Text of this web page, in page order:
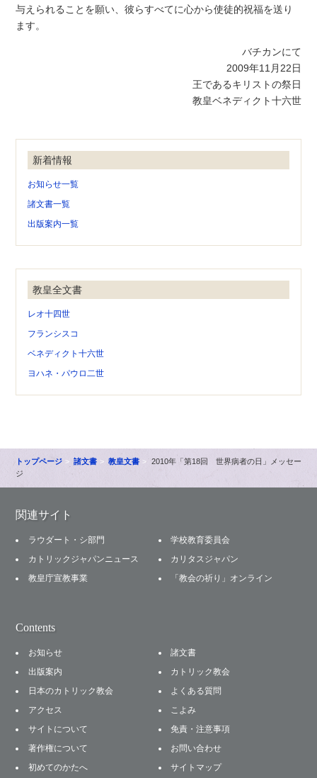
与えられることを願い、彼らすべてに心から使徒的祝福を送り
ます。
バチカンにて
2009年11月22日
王であるキリストの祭日
教皇ベネディクト十六世
新着情報
お知らせ一覧
諸文書一覧
出版案内一覧
教皇全文書
レオ十四世
フランシスコ
ベネディクト十六世
ヨハネ・パウロ二世
トップページ 諸文書 教皇文書
2010年「第18回 世界病者の日」メッセー
ジ
関連サイト
ラウダート・シ部門
学校教育委員会
カトリックジャパンニュース
カリタスジャパン
教皇庁宣教事業
「教会の祈り」オンライン
Contents
お知らせ
諸文書
出版案内
カトリック教会
日本のカトリック教会
よくある質問
アクセス
こよみ
サイトについて
免責・注意事項
著作権について
お問い合わせ
初めてのかたへ
サイトマップ